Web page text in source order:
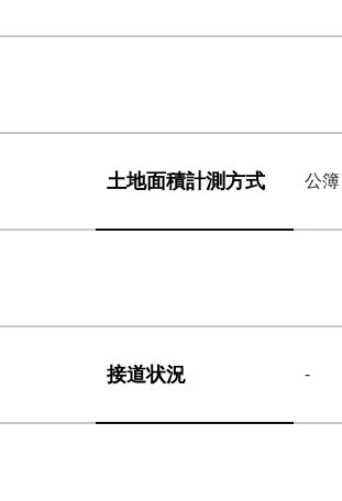
土地面積計測方式 公簿
接道状況 -